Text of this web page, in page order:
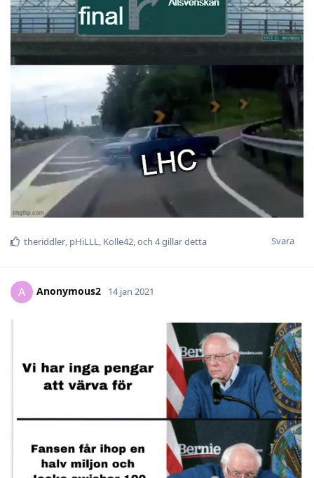
Svara
theriddler, pHiLLL, Kolle42, och 4gillar detta
A Anonymous2 14 jan 2021